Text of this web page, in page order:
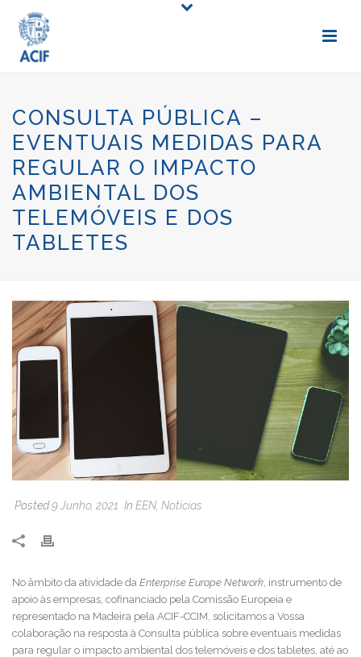
CONSULTA PÚBLICA –
EVENTUAIS MEDIDAS PARA
REGULAR O IMPACTO
AMBIENTAL DOS
TELEMÓVEIS E DOS
TABLETES
Posted9 Junho, 2021 In EEN Noticias
No âmbito da atividade da Enterprise Europe Network , instrumento de
apoio às empresas, cofinanciado pela Comissão Europeia e
representado na Madeira pela ACIF-CCIM, solicitamos a Vossa
colaboração na resposta à Consulta pública sobre eventuais medidas
para regular o impacto ambiental dos telemóveis e dos tabletes, até ao